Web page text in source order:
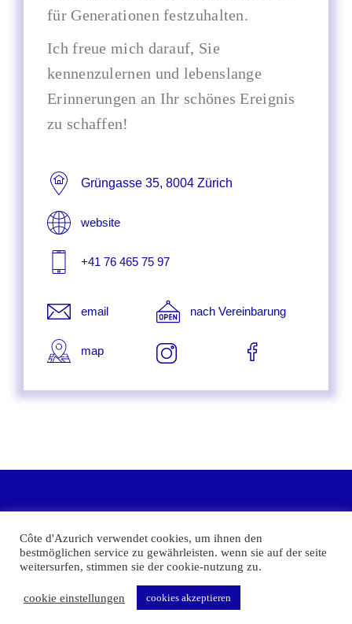
für Generationen festzuhalten.
Ich freue mich darauf, Sie
kennenzulernen und lebenslange
Erinnerungen an Ihr schönes Ereignis
zu schaffen!
Grüngasse 35, 8004 Zürich
website
+41 76 465 75 97
email nach Vereinbarung
map
die mediterrane stadt im herzen europas
©2026 Côte d'Azurich|datenschutz|agb | widerrufsrecht | Impressum
Côte d'Azurich verwendet cookies, um ihnen den
bestmöglichen service zu gewährleisten. wenn sie auf der seite
weitersurfen, stimmen sie der cookie-nutzung zu.
cookie einstellungen cookies akzeptieren